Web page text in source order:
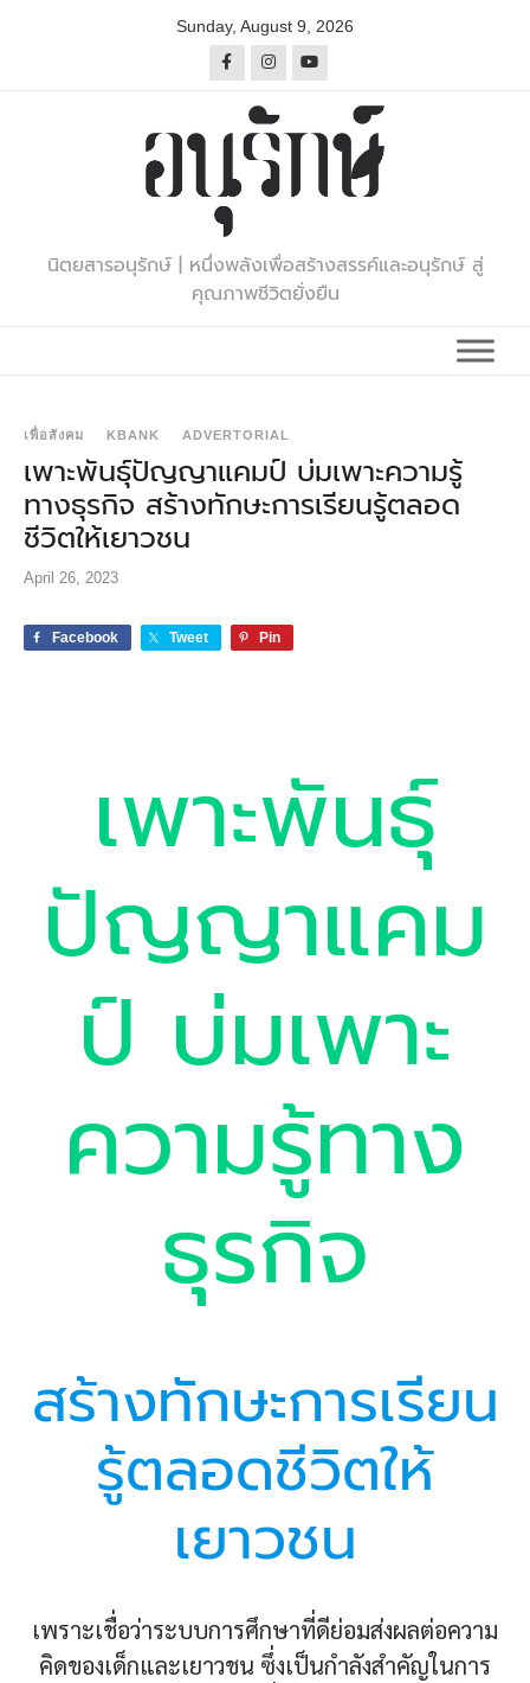
Sunday, August 9, 2026
นิตยสารอนุรักษ์ | หนึ่งพลังเพื่อสร้างสรรค์และอนุรักษ์ สู่
คุณภาพชีวิตยั่งยืน
เพื่อสังคม KBANK ADVERTORIAL
เพาะพันธุ์ปัญญาแคมป์ บ่มเพาะความรู้
ทางธุรกิจ สร้างทักษะการเรียนรู้ตลอด
ชีวิตให้เยาวชน
April 26, 2023
Facebook Tweet Pin
เพาะพันธุ์
ปัญญาแคม
ป์ บ่มเพาะ
ความรู้ทาง
ธุรกิจ
สร้างทักษะการเรียน
รู้ตลอดชีวิตให้
เยาวชน
เพราะเชื่อว่าระบบการศึกษาที่ดีย่อมส่งผลต่อความ
คิดของเด็กและเยาวชน ซึ่งเป็นกำลังสำคัญในการ